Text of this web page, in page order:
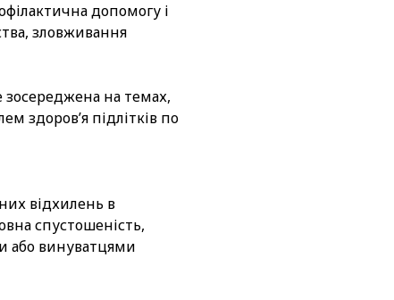
допомогу і
зловживання
зосереджена на темах,
здоров’я підлітків по
відхилень в
спустошеність,
або винуватцями